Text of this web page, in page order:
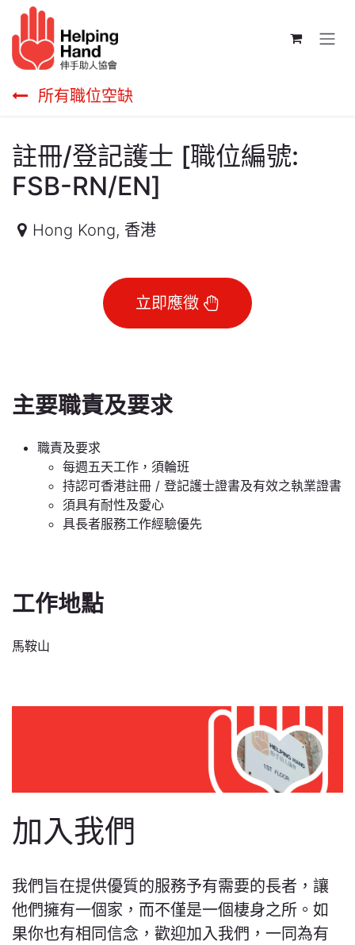
跳至內容
所有職位空缺
註冊/登記護士 [職位編號:
FSB-RN/EN]
Hong Kong, 香港
立即應徵
主要職責及要求
職責及要求
每週五天工作，須輪班
持認可香港註冊 / 登記護士證書及有效之執業證書
須具有耐性及愛心
具長者服務工作經驗優先
工作地點
馬鞍山
加入我們
我們旨在提供優質的服務予有需要的長者，讓
他們擁有一個家，而不僅是一個棲身之所。如
果你也有相同信念，歡迎加入我們，一同為有